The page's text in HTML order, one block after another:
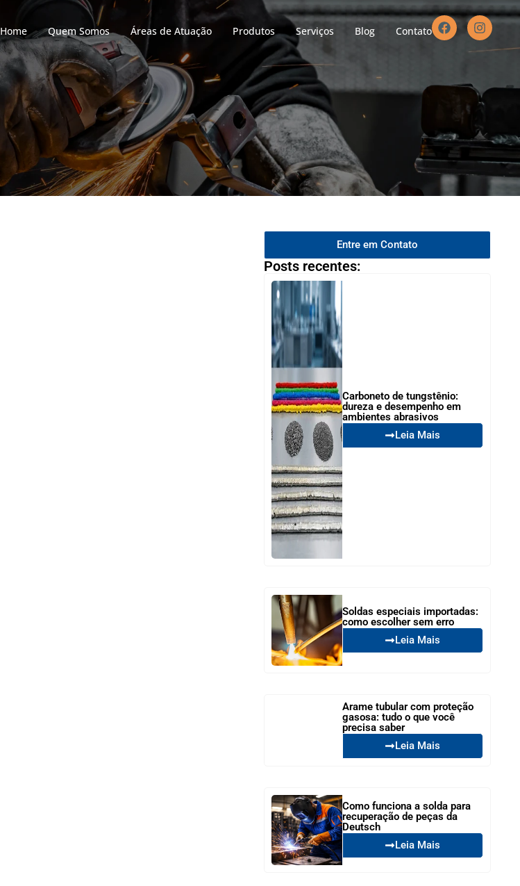
Home Quem Somos Áreas de Atuação Produtos Serviços Blog Contato
Entre em Contato
Posts recentes:
Carboneto de tungstênio:
dureza e desempenho em
ambientes abrasivos
Leia Mais
Soldas especiais importadas:
como escolher sem erro
Leia Mais
Arame tubular com proteção
gasosa: tudo o que você
precisa saber
Leia Mais
Como funciona a solda para
recuperação de peças da
Deutsch
Leia Mais